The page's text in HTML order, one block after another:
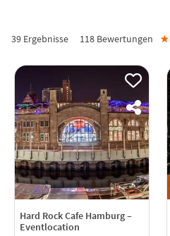
39 Ergebnisse 118 Bewertungen ★
Hard Rock Cafe Hamburg –
Eventlocation